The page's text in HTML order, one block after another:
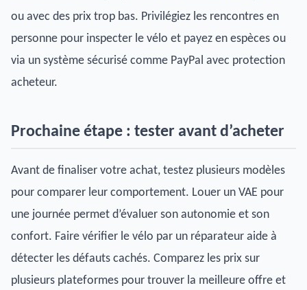
ou avec des prix trop bas. Privilégiez les rencontres en
personne pour inspecter le vélo et payez en espèces ou
via un système sécurisé comme PayPal avec protection
acheteur.
Prochaine étape : tester avant d’acheter
Avant de finaliser votre achat, testez plusieurs modèles
pour comparer leur comportement. Louer un VAE pour
une journée permet d’évaluer son autonomie et son
confort. Faire vérifier le vélo par un réparateur aide à
détecter les défauts cachés. Comparez les prix sur
plusieurs plateformes pour trouver la meilleure offre et